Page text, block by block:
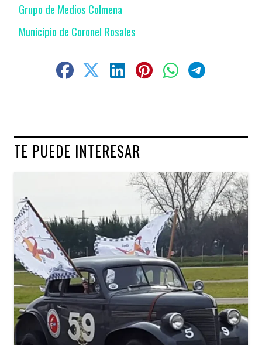
Grupo de Medios Colmena
Municipio de Coronel Rosales
TE PUEDE INTERESAR